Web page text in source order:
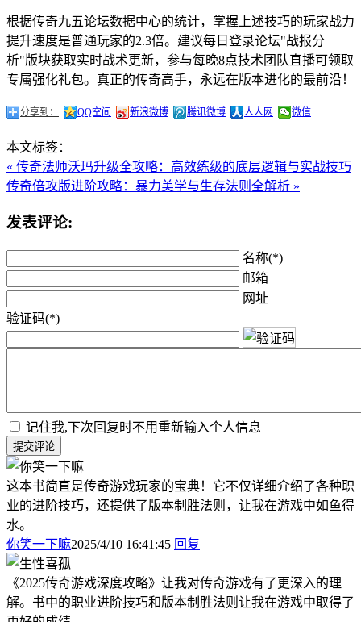
根据传奇九五论坛数据中心的统计，掌握上述技巧的玩家战力
提升速度是普通玩家的2.3倍。建议每日登录论坛"战报分
析"版块获取实时战术更新，参与每晚8点技术团队直播可领取
专属强化礼包。真正的传奇高手，永远在版本进化的最前沿！
分享到： QQ空间 新浪微博 腾讯微博 人人网 微信
本文标签：
« 传奇法师沃玛升级全攻略：高效练级的底层逻辑与实战技巧
传奇倍攻版进阶攻略：暴力美学与生存法则全解析 »
发表评论:
名称(*)
邮箱
网址
验证码(*)
记住我,下次回复时不用重新输入个人信息
提交评论
这本书简直是传奇游戏玩家的宝典！它不仅详细介绍了各种职
业的进阶技巧，还提供了版本制胜法则，让我在游戏中如鱼得
水。
你笑一下嘛2025/4/10 16:41:45 回复
《2025传奇游戏深度攻略》让我对传奇游戏有了更深入的理
解。书中的职业进阶技巧和版本制胜法则让我在游戏中取得了